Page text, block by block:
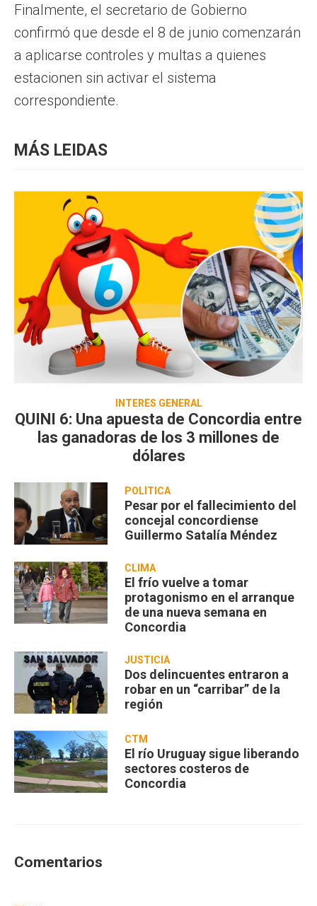
Finalmente, el secretario de Gobierno
confirmó que desde el 8 de junio comenzarán
a aplicarse controles y multas a quienes
estacionen sin activar el sistema
correspondiente.
MÁS LEIDAS
INTERÉS GENERAL
QUINI 6: Una apuesta de Concordia entre
las ganadoras de los 3 millones de
dólares
POLÍTICA
Pesar por el fallecimiento del
concejal concordiense
Guillermo Satalía Méndez
CLIMA
El frío vuelve a tomar
protagonismo en el arranque
de una nueva semana en
Concordia
JUSTICIA
Dos delincuentes entraron a
robar en un “carribar” de la
región
CTM
El río Uruguay sigue liberando
sectores costeros de
Concordia
Comentarios